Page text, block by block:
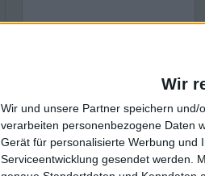
Wir
Wir und unsere Partner speichern
verarbeiten personenbezogene Daten
Gerät für personalisierte Werbung und
Serviceentwicklung gesendet werden.
64,95 EUR